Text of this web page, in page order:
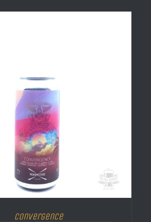
Convergence